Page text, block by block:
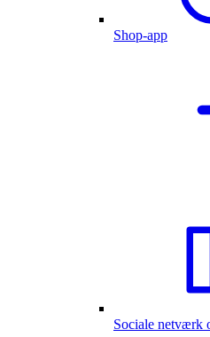
Shop-app
Sociale netværk